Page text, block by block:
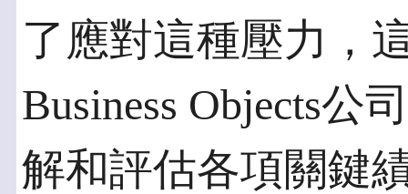
了應對這種壓力，
Business Objects公
解和評估各項關鍵